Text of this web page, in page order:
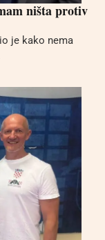
ništa protiv
je kako nema